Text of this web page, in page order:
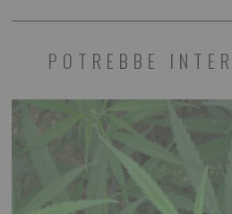
POTREBBE